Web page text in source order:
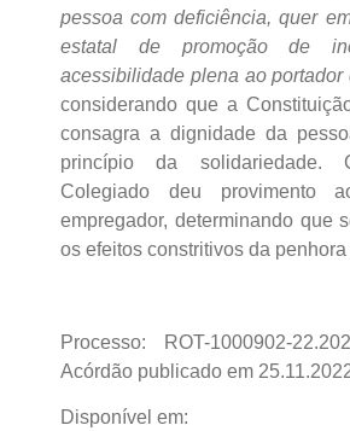
pessoa com deficiência, quer
estatal de promoção de
acessibilidade plena ao portador
considerando que a
consagra a dignidade da
princípio da
Colegiado deu provimento
empregador, determinando que
os efeitos constritivos da
Processo: ROT-1000902-
Acórdão publicado em
Disponível em: